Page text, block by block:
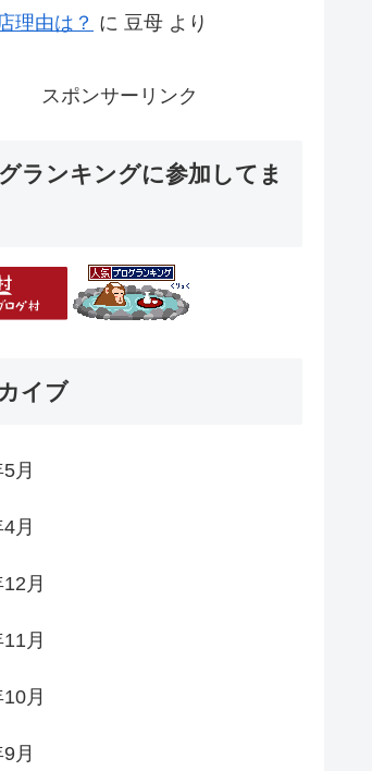
理由は？ に 豆母 より
スポンサーリンク
ランキングに参加してま
イブ
月
月
月
月
月
月